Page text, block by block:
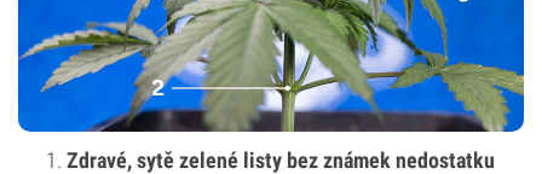
Zdravé, sytě zelené listy bez známek nedostatku